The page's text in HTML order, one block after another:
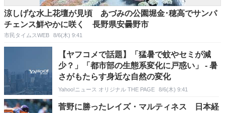
涼しげな水上花壇が見頃 あづみの公園堀金･穂高でサンパ
チェンス鮮やかに咲く 長野県安曇野市
市民タイムスWEB 8/6(木) 9:41
【ヤフコメで話題】「猛暑で蚊やセミが減
少？」「都市部の生態系変化に戸惑い」 - 暑
さがもたらす身近な自然の変化
Yahoo!ニュース オリジナル THE PAGE 8/6(木) 9:41
菅野に勝ったレイズ・マルティネス 日本経